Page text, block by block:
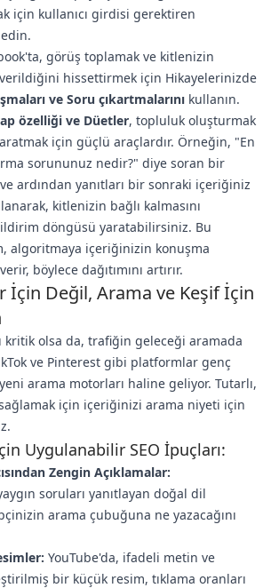
için kullanıcı girdisi gerektiren
görüş toplamak ve kitlenizin
hissettirmek için Hikayelerinizde
ve Soru çıkartmalarını kullanın.
özelliği ve Düetler, topluluk oluşturmak
için güçlü araçlardır. Örneğin, "En
sorununuz nedir?" diye soran bir
ardından yanıtları bir sonraki içeriğiniz
kitlenizin bağlı kalmasını
döngüsü yaratabilirsiniz. Bu
algoritmaya içeriğinizin konuşma
böylece dağıtımını artırır.
İçin Değil, Arama ve Keşif İçin
kritik olsa da, trafiğin geleceği aramada
ve Pinterest gibi platformlar genç
arama motorları haline geliyor. Tutarlı,
için içeriğinizi arama niyeti için
Uygulanabilir SEO İpuçları:
Zengin Açıklamalar:
soruları yanıtlayan doğal dil
arama çubuğuna ne yazacağını
YouTube'da, ifadeli metin ve
bir küçük resim, tıklama oranları